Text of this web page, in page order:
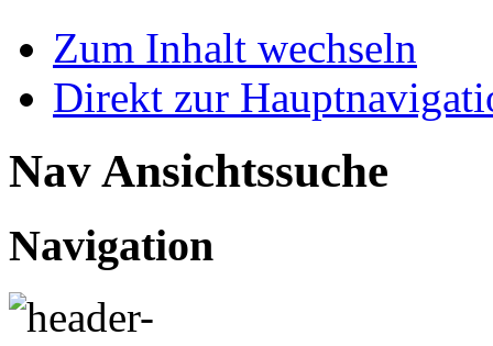
Zum Inhalt wechseln
Direkt zur
Nav Ansichtssuche
Navigation